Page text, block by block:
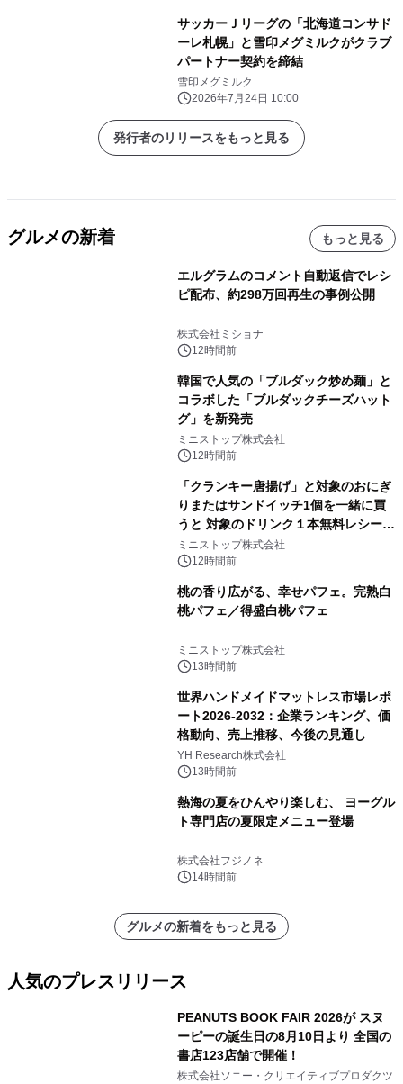
サッカーＪリーグの「北海道コンサド
ーレ札幌」と雪印メグミルクがクラブ
パートナー契約を締結
雪印メグミルク
2026年7月24日 10:00
発行者のリリースをもっと見る
グルメの新着 もっと見る
エルグラムのコメント自動返信でレシ
ピ配布、約298万回再生の事例公開
株式会社ミショナ
12時間前
韓国で人気の「ブルダック炒め麺」と
コラボした「ブルダックチーズハット
グ」を新発売
ミニストップ株式会社
12時間前
「クランキー唐揚げ」と対象のおにぎ
りまたはサンドイッチ1個を一緒に買
うと 対象のドリンク１本無料レシート
クーポンもらえる！※1
ミニストップ株式会社
12時間前
桃の香り広がる、幸せパフェ。完熟白
桃パフェ／得盛白桃パフェ
ミニストップ株式会社
13時間前
世界ハンドメイドマットレス市場レポ
ート2026-2032：企業ランキング、価
格動向、売上推移、今後の見通し
YH Research株式会社
13時間前
熱海の夏をひんやり楽しむ、 ヨーグル
ト専門店の夏限定メニュー登場
株式会社フジノネ
14時間前
グルメの新着をもっと見る
人気のプレスリリース
PEANUTS BOOK FAIR 2026が スヌ
ーピーの誕生日の8月10日より 全国の
書店123店舗で開催！
株式会社ソニー・クリエイティブプロダクツ